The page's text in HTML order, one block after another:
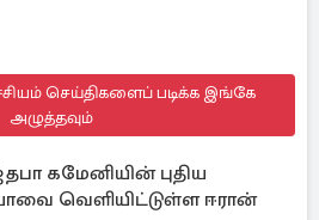
செய்திகளைப் படிக்க இங்கே
அழுத்தவும்
கமேனியின் புதிய
வெளியிட்டுள்ள ஈரான்